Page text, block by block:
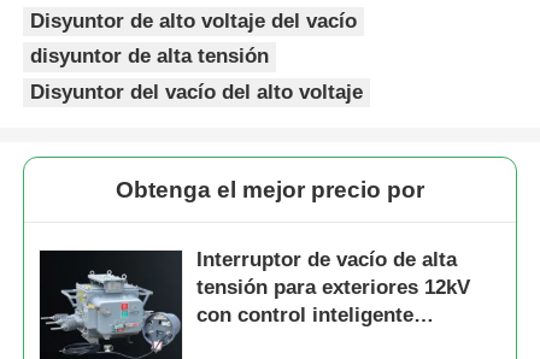
Dispositivos de conmutación de baja tensión
Interruptor blindado aislado en gas (GIS)
Interruptor seccionador con aislamiento sólido
Interruptor Principal en Anillo
Disyuntor de alto voltaje del vacío
disyuntor de alta tensión
Disyuntor del vacío del alto voltaje
Obtenga el mejor precio por
Interruptor de vacío de alta
tensión para exteriores 12kV
con control inteligente